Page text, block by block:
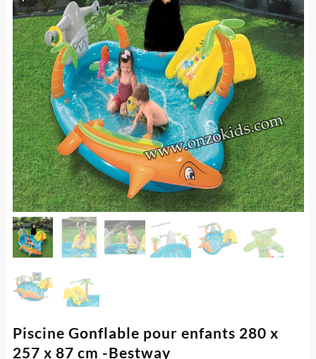
Piscine Gonflable pour enfants 280 x
257 x 87 cm -Bestway